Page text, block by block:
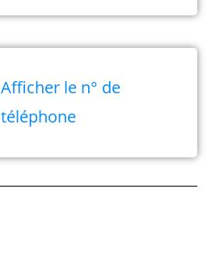
Afficher le n° de
téléphone